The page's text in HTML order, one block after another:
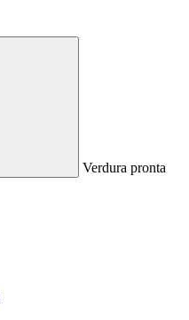
Verdura pronta